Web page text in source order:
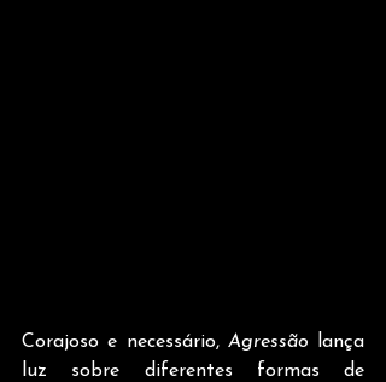
Corajoso e necessário, Agressão lança
luz sobre diferentes formas de